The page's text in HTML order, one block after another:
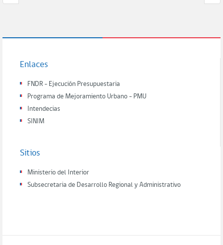
Enlaces
FNDR - Ejecución Presupuestaria
Programa de Mejoramiento Urbano - PMU
Intendecias
SINIM
Sitios
Ministerio del Interior
Subsecretaria de Desarrollo Regional y Administrativo